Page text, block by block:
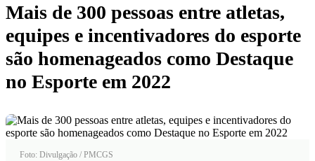
Mais de 300 pessoas entre atletas,
equipes e incentivadores do esporte
são homenageados como Destaque
no Esporte em 2022
Foto: Divulgação / PMCGS